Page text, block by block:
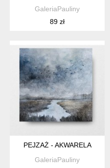
GaleriaPauliny
89 zł
PEJZAŻ - AKWARELA
GaleriaPauliny